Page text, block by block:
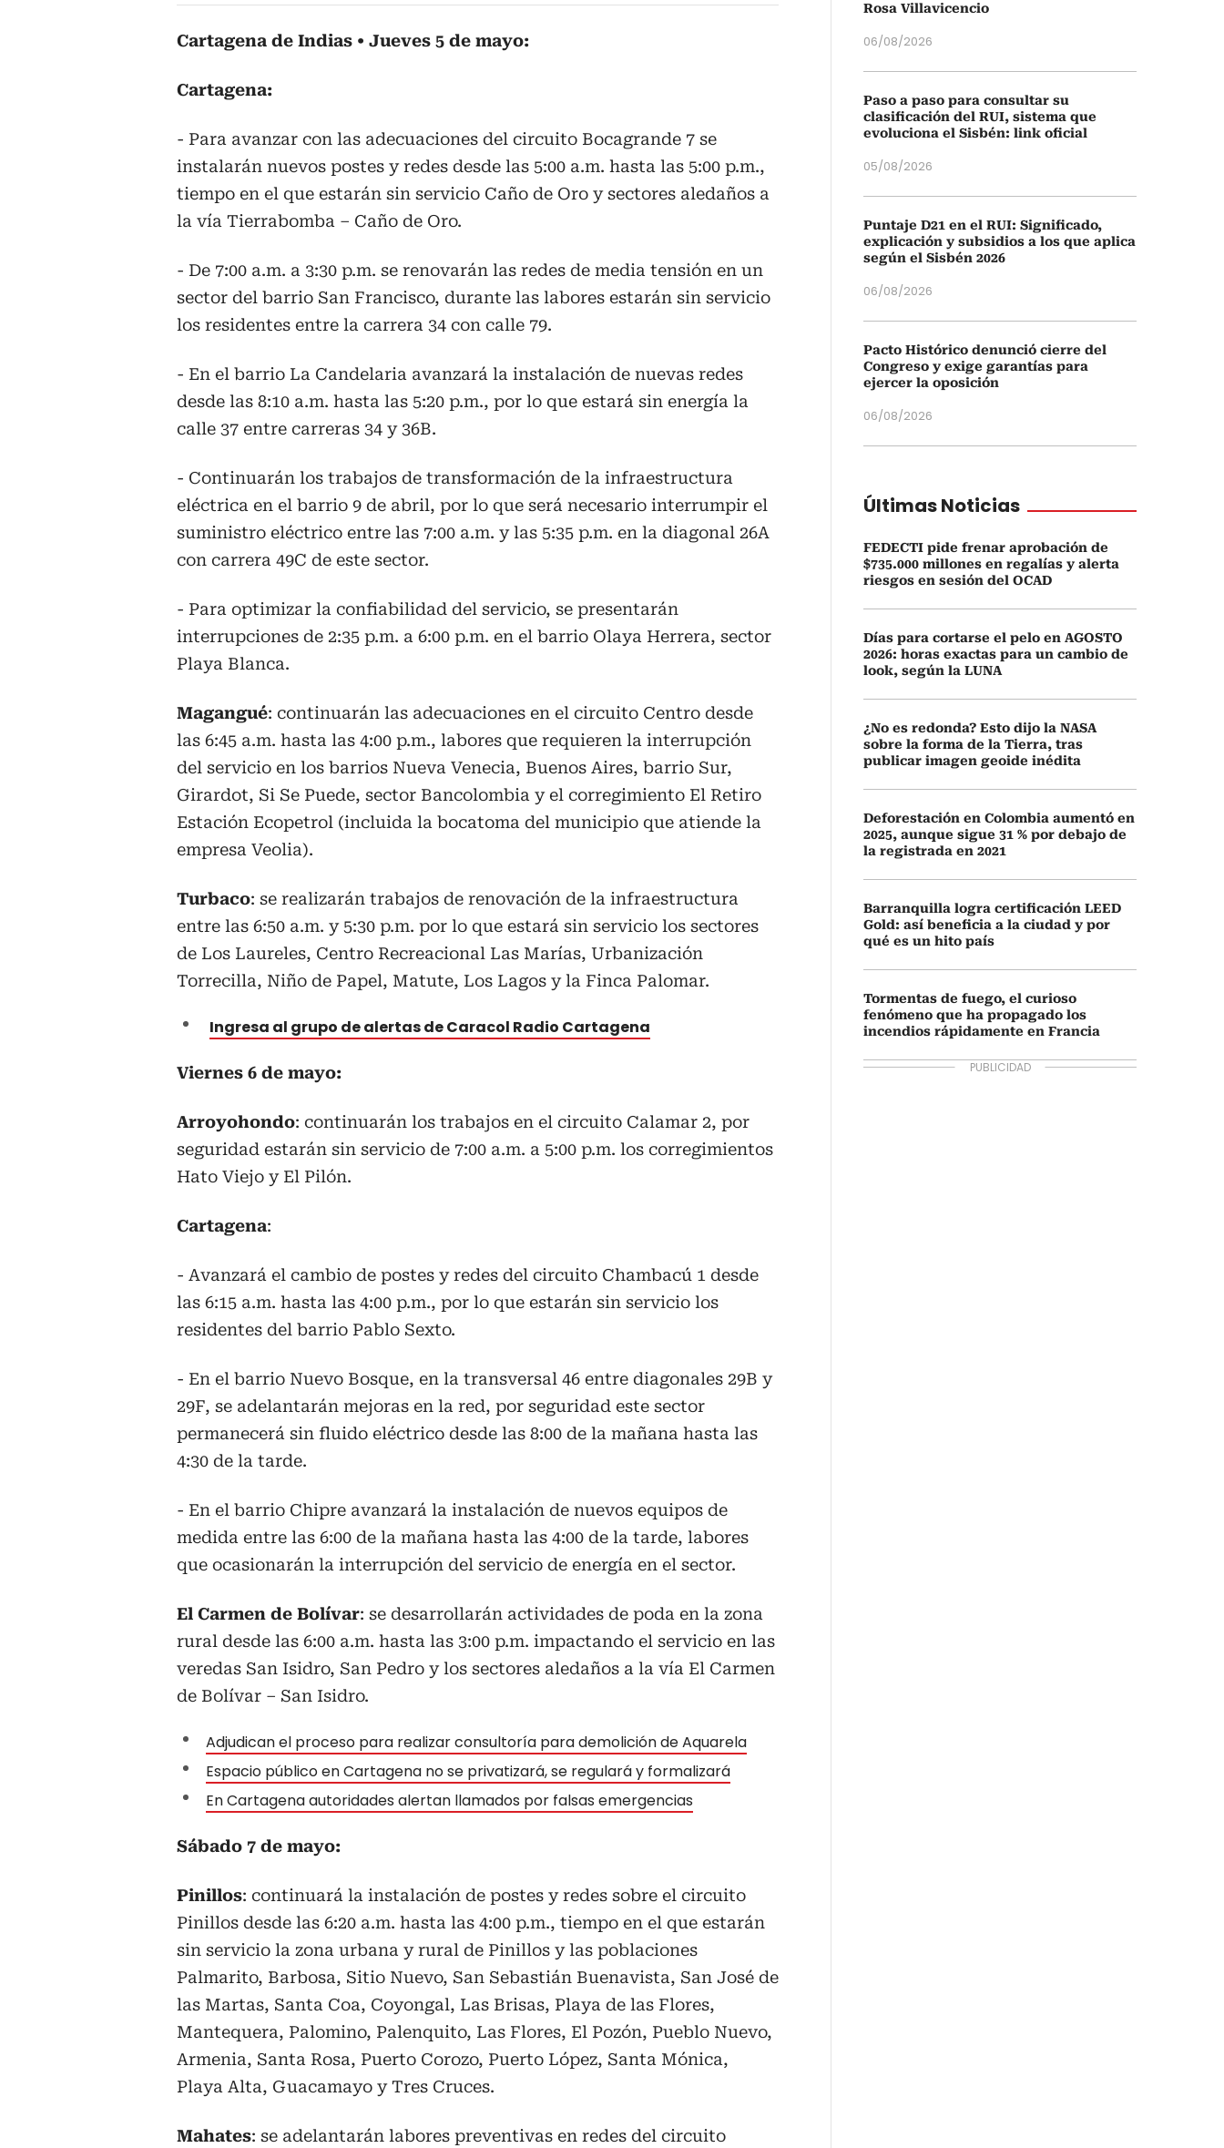
Cartagena de Indias Jueves 5 de mayo:
Cartagena:
- Para avanzar con las adecuaciones del circuito Bocagrande 7 se
instalarán nuevos postes y redes desde las 5:00 a.m. hasta las 5:00 p.m.,
tiempo en el que estarán sin servicio Caño de Oro y sectores aledaños a
la vía Tierrabomba – Caño de Oro.
- De 7:00 a.m. a 3:30 p.m. se renovarán las redes de media tensión en un
sector del barrio San Francisco, durante las labores estarán sin servicio
los residentes entre la carrera 34 con calle 79.
- En el barrio La Candelaria avanzará la instalación de nuevas redes
desde las 8:10 a.m. hasta las 5:20 p.m., por lo que estará sin energía la
calle 37 entre carreras 34 y 36B.
- Continuarán los trabajos de transformación de la infraestructura
eléctrica en el barrio 9 de abril, por lo que será necesario interrumpir el
suministro eléctrico entre las 7:00 a.m. y las 5:35 p.m. en la diagonal 26A
con carrera 49C de este sector.
- Para optimizar la confiabilidad del servicio, se presentarán
interrupciones de 2:35 p.m. a 6:00 p.m. en el barrio Olaya Herrera, sector
Playa Blanca.
Magangué: continuarán las adecuaciones en el circuito Centro desde
las 6:45 a.m. hasta las 4:00 p.m., labores que requieren la interrupción
del servicio en los barrios Nueva Venecia, Buenos Aires, barrio Sur,
Girardot, Si Se Puede, sector Bancolombia y el corregimiento El Retiro
Estación Ecopetrol (incluida la bocatoma del municipio que atiende la
empresa Veolia).
Turbaco: se realizarán trabajos de renovación de la infraestructura
entre las 6:50 a.m. y 5:30 p.m. por lo que estará sin servicio los sectores
de Los Laureles, Centro Recreacional Las Marías, Urbanización
Torrecilla, Niño de Papel, Matute, Los Lagos y la Finca Palomar.
Ingresa al grupo de alertas de Caracol Radio Cartagena
Viernes 6 de mayo:
Arroyohondo: continuarán los trabajos en el circuito Calamar 2, por
seguridad estarán sin servicio de 7:00 a.m. a 5:00 p.m. los corregimientos
Hato Viejo y El Pilón.
Cartagena:
- Avanzará el cambio de postes y redes del circuito Chambacú 1 desde
las 6:15 a.m. hasta las 4:00 p.m., por lo que estarán sin servicio los
residentes del barrio Pablo Sexto.
- En el barrio Nuevo Bosque, en la transversal 46 entre diagonales 29B y
29F, se adelantarán mejoras en la red, por seguridad este sector
permanecerá sin fluido eléctrico desde las 8:00 de la mañana hasta las
4:30 de la tarde.
- En el barrio Chipre avanzará la instalación de nuevos equipos de
medida entre las 6:00 de la mañana hasta las 4:00 de la tarde, labores
que ocasionarán la interrupción del servicio de energía en el sector.
El Carmen de Bolívar: se desarrollarán actividades de poda en la zona
rural desde las 6:00 a.m. hasta las 3:00 p.m. impactando el servicio en las
veredas San Isidro, San Pedro y los sectores aledaños a la vía El Carmen
de Bolívar – San Isidro.
Adjudican el proceso para realizar consultoría para demolición de Aquarela
Espacio público en Cartagena no se privatizará, se regulará y formalizará
En Cartagena autoridades alertan llamados por falsas emergencias
Sábado 7 de mayo:
Pinillos: continuará la instalación de postes y redes sobre el circuito
Pinillos desde las 6:20 a.m. hasta las 4:00 p.m., tiempo en el que estarán
sin servicio la zona urbana y rural de Pinillos y las poblaciones
Palmarito, Barbosa, Sitio Nuevo, San Sebastián Buenavista, San José de
las Martas, Santa Coa, Coyongal, Las Brisas, Playa de las Flores,
Mantequera, Palomino, Palenquito, Las Flores, El Pozón, Pueblo Nuevo,
Armenia, Santa Rosa, Puerto Corozo, Puerto López, Santa Mónica,
Playa Alta, Guacamayo y Tres Cruces.
Mahates: se adelantarán labores preventivas en redes del circuito
Rosa Villavicencio
06/08/2026
Paso a paso para consultar su
clasificación del RUI, sistema que
evoluciona el Sisbén: link oficial
05/08/2026
Puntaje D21 en el RUI: Significado,
explicación y subsidios a los que aplica
según el Sisbén 2026
06/08/2026
Pacto Histórico denunció cierre del
Congreso y exige garantías para
ejercer la oposición
06/08/2026
Últimas Noticias
FEDECTI pide frenar aprobación de
$735.000 millones en regalías y alerta
riesgos en sesión del OCAD
Días para cortarse el pelo en AGOSTO
2026: horas exactas para un cambio de
look, según la LUNA
¿No es redonda? Esto dijo la NASA
sobre la forma de la Tierra, tras
publicar imagen geoide inédita
Deforestación en Colombia aumentó en
2025, aunque sigue 31 % por debajo de
la registrada en 2021
Barranquilla logra certificación LEED
Gold: así beneficia a la ciudad y por
qué es un hito país
Tormentas de fuego, el curioso
fenómeno que ha propagado los
incendios rápidamente en Francia